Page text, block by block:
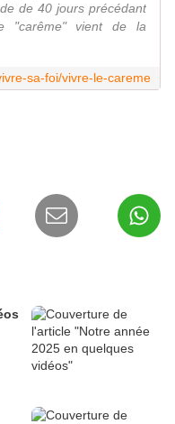
de 40 jours précédant
"carême" vient de la
sa-foi/vivre-le-careme